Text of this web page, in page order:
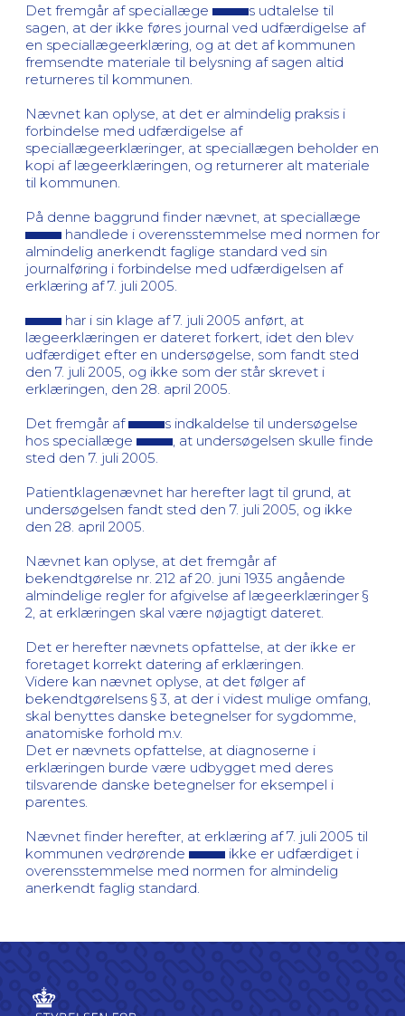
Det fremgår af speciallæge
s udtalelse til
sagen, at der ikke føres journal ved udfærdigelse af
en speciallægeerklæring, og at det af kommunen
fremsendte materiale til belysning af sagen altid
returneres til kommunen.
Nævnet kan oplyse, at det er almindelig praksis i
forbindelse med udfærdigelse af
speciallægeerklæringer, at speciallægen beholder en
kopi af lægeerklæringen, og returnerer alt materiale
til kommunen.
På denne baggrund finder nævnet, at speciallæge
handlede i overensstemmelse med normen for
almindelig anerkendt faglige standard ved sin
journalføring i forbindelse med udfærdigelsen af
erklæring af 7. juli 2005.
har i sin klage af 7. juli 2005 anført, at
lægeerklæringen er dateret forkert, idet den blev
udfærdiget efter en undersøgelse, som fandt sted
den 7. juli 2005, og ikke som der står skrevet i
erklæringen, den 28. april 2005.
Det fremgår af
s indkaldelse til undersøgelse
hos speciallæge
, at undersøgelsen skulle finde
sted den 7. juli 2005.
Patientklagenævnet har herefter lagt til grund, at
undersøgelsen fandt sted den 7. juli 2005, og ikke
den 28. april 2005.
Nævnet kan oplyse, at det fremgår af
bekendtgørelse nr. 212 af 20. juni 1935 angående
almindelige regler for afgivelse af lægeerklæringer §
2, at erklæringen skal være nøjagtigt dateret.
Det er herefter nævnets opfattelse, at der ikke er
foretaget korrekt datering af erklæringen.
Videre kan nævnet oplyse, at det følger af
bekendtgørelsens § 3, at der i videst mulige omfang,
skal benyttes danske betegnelser for sygdomme,
anatomiske forhold m.v.
Det er nævnets opfattelse, at diagnoserne i
erklæringen burde være udbygget med deres
tilsvarende danske betegnelser for eksempel i
parentes.
Nævnet finder herefter, at erklæring af 7. juli 2005 til
kommunen vedrørende
ikke er udfærdiget i
overensstemmelse med normen for almindelig
anerkendt faglig standard.